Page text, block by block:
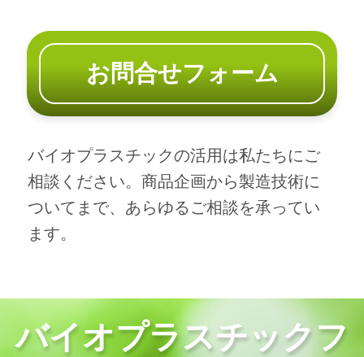
お問合せフォーム
バイオプラスチックの活⽤は私たちにご
相談ください。商品企画から製造技術に
ついてまで、あらゆるご相談を承ってい
ます。
バイオプラスチックフ